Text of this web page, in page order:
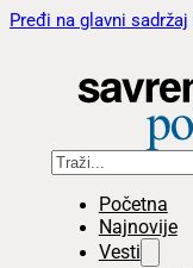
Pređi na glavni sadržaj
Pretraga
Početna
Najnovije
Vesti